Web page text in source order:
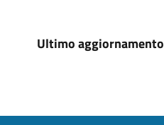
Ultimo aggiornamento